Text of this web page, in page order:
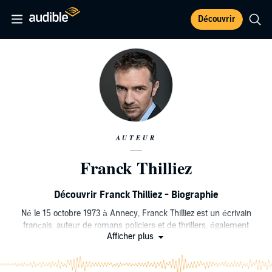
Découvrir
AUTEUR
Franck Thilliez
Découvrir Franck Thilliez - Biographie
Né le 15 octobre 1973 à Annecy, Franck Thilliez est un écrivain
français, auteur de romans policiers et de thrillers, également
scénariste.
Issu d’un milieu modeste, Franck Thilliez ne commence à
Afficher plus